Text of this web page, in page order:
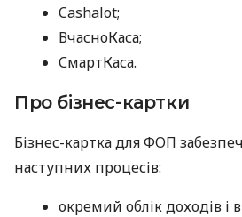
Cashalot;
ВчасноКаса;
СмартКаса.
Про бізнес-картки
Бізнес-картка для ФОП
наступних процесів:
окремий облік доходів і